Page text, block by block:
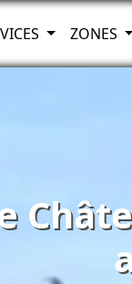
ZONES